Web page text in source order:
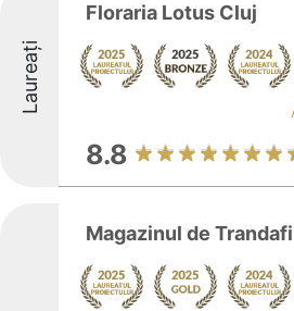
Laureați
Floraria Lotus Cluj
8.8
Magazinul de